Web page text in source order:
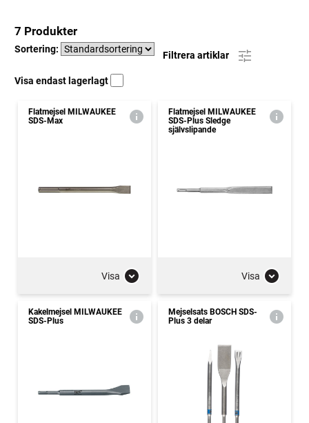
7 Produkter
Sortering:
Filtrera artiklar
Visa endast lagerlagt
Flatmejsel MILWAUKEE
SDS-Max
Visa
Flatmejsel MILWAUKEE
SDS-Plus Sledge
självslipande
Visa
Kakelmejsel MILWAUKEE
SDS-Plus
Mejselsats BOSCH SDS-
Plus 3 delar